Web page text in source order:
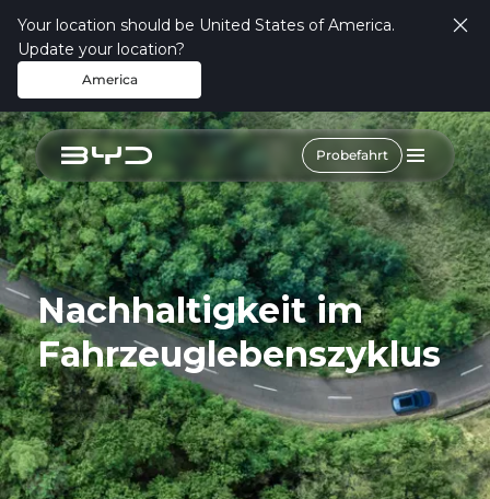
Your location should be United States of America.
Update your location?
America
Probefahrt
Nachhaltigkeit im
Fahrzeuglebenszyklus